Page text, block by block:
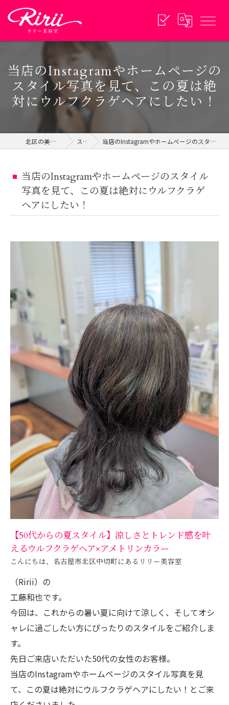
当店のInstagramやホームページの
スタイル写真を見て、この夏は絶
対にウルフクラゲヘアにしたい！
北区の美容院ならリリー美容室 スタイル 当店のInstagramやホームページのスタイル写真を見て、この夏は絶対にウルフクラゲヘアにしたい！
当店のInstagramやホームページのスタイル
写真を見て、この夏は絶対にウルフクラゲ
ヘアにしたい！
【50代からの夏スタイル】涼しさとトレンド感を叶
えるウルフクラゲヘア×アメトリンカラー
こんにちは、名古屋市北区中切町にあるリリー美容室
（Ririi）の
工藤和也です。
今回は、これからの暑い夏に向けて涼しく、そしてオシ
ャレに過ごしたい方にぴったりのスタイルをご紹介しま
す。
先日ご来店いただいた50代の女性のお客様。
当店のInstagramやホームページのスタイル写真を見
て、この夏は絶対にウルフクラゲヘアにしたい！とご来